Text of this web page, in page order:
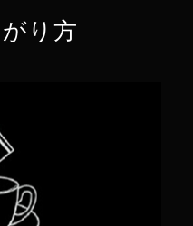
切れます。
品を試して来まし
食事を食べれない
り切れます。
り方